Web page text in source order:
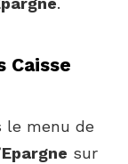
Caisse
le menu de
Epargne sur